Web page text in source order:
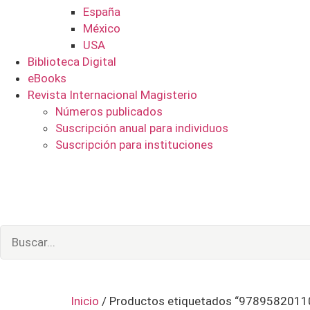
España
México
USA
Biblioteca Digital
eBooks
Revista Internacional Magisterio
Números publicados
Suscripción anual para individuos
Suscripción para instituciones
Inicio / Productos etiquetados